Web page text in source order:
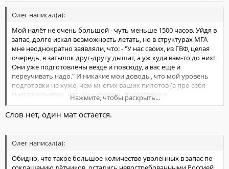
Олег написал(а):
Мой налёт не очень большой - чуть меньше 1500 часов. Уйдя в
запас, долго искал возможность летать, но в структурах МГА
мне неоднократно заявляли, что: - "У нас своих, из ГВФ, целая
очередь, в затылок друг-другу дышат, а уж куда вам-то до них!
Они уже подготовлены везде и повсюду, а вас ещё и
переучивать надо." И никакие мои доводы, что мой уровень
подготовки не хуже, чем многих ваших пилотов (а про себя
считал и считаю, что наш уровень подготовки и
самодисциплина были на уровень выше, чем у гражданских
пилотов) их не убедил и мне было неоднократно отказано. Кем
я только не работал после этого - водителем УАЗ-469,
по снабжению, диспетчером группы пассажирских перевозок,
рук. диспетчерской службы, нач. МТО авиакомпании и даже -
три с половиной года в Париже, в службе безопасности
Нажмите, чтобы раскрыть...
Слов нет, один мат остается.
Олег написал(а):
Обидно, что такое большое количество уволенных в запас по